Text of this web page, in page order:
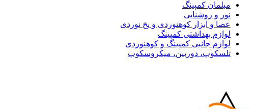
مبلمان کمپینگ
نور و روشنایی
عصا و ابزار کوهنوردی و یخ نوردی
لوازم بهداشتی کمپینگ
لوازم جانبی کمپینگ و کوهنوردی
تلسکوپ، دوربین، میکروسکوپ